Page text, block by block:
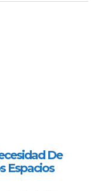
De
Espacios